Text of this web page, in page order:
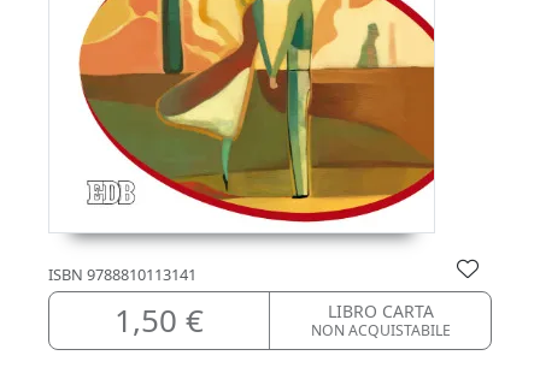
ISBN 9788810113141
1,50 € LIBRO CARTA
NON ACQUISTABILE